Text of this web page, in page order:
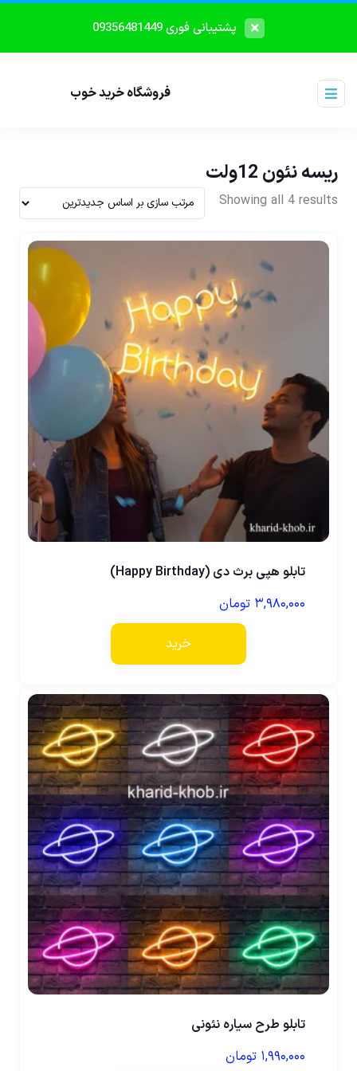
پشتیبانی فوری 09356481449
فروشگاه خرید خوب
ریسه نئون 12ولت
Showing all 4 results
تابلو هپی برث دی (Happy Birthday)
۳,۹۸۰,۰۰۰ تومان
خرید
تابلو طرح سیاره نئونی
۱,۹۹۰,۰۰۰ تومان